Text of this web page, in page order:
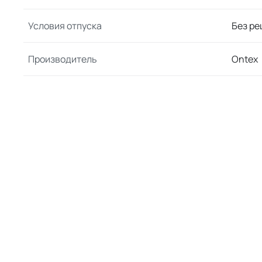
Условия отпуска Без
Производитель Ontex